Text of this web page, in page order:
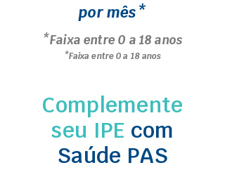
por mês*
*Faixa entre 0 a 18 anos
*Faixa entre 0 a 18 anos
Complemente
seu IPE com
Saúde PAS